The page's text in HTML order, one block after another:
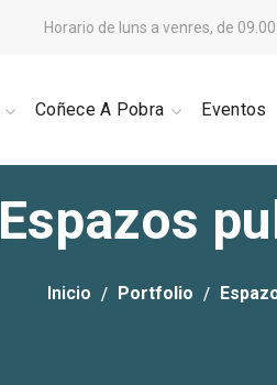
Horario de luns a venres, de
Coñece A Pobra Eventos
Espazos
Inicio Portfolio